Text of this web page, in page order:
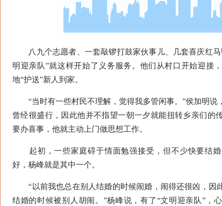
八九个志愿者、一套敲锣打鼓家伙事儿、几套喜庆红马
明迎亲队”就这样开始了义务服务。他们从村口开始迎接
地“护送”新人到家。
“当时有一些村民不理解，觉得我多管闲事。”侯加明说
曾经很盛行，因此他并不指望一朝一夕就能扭转乡亲们的
要办喜事，他就主动上门做思想工作。
起初，一些家庭碍于情面勉强接受，但不少快要结婚
好，杨峰就是其中一个。
“以前我也总在别人结婚的时候闹婚，闹得还很凶，因
结婚的时候被别人胡闹。”杨峰说，有了“文明迎亲队”，